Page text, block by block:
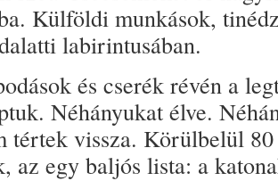
Külföldi munkások,
labirintusában.
és cserék révén a
Néhányukat élve.
tértek vissza. Körülbelül
az egy baljós lista: a